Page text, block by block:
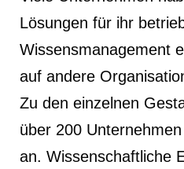
Lösungen für ihr
Wissensmanagement
auf andere
Zu den einzelnen
über 200
an. Wissenschaftliche